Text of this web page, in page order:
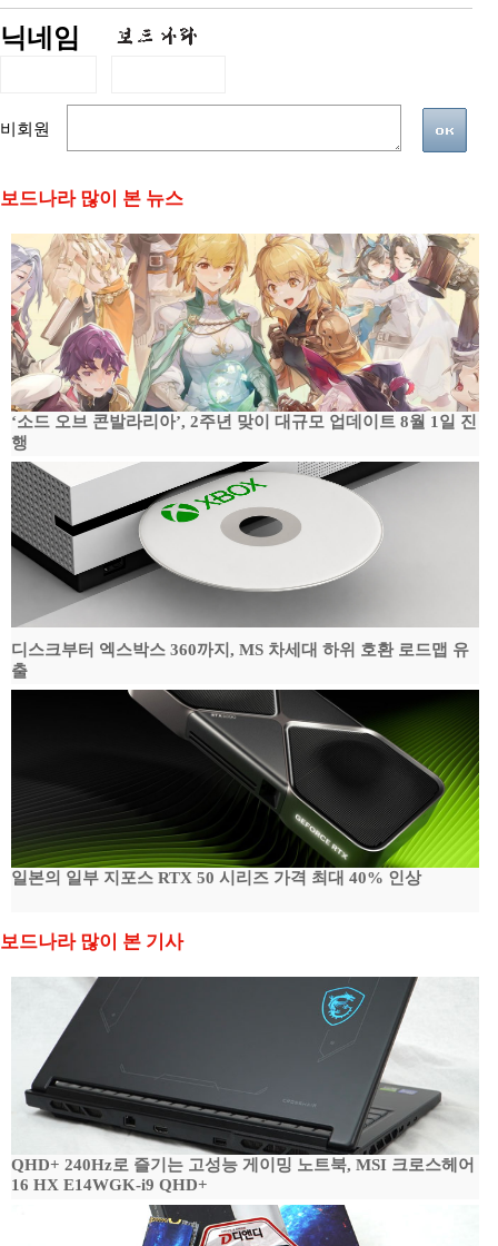
닉네임
비회원
보드나라 많이 본 뉴스
‘소드 오브 콘발라리아’, 2주년 맞이 대규모 업데이트 8월 1일 진
행
디스크부터 엑스박스 360까지, MS 차세대 하위 호환 로드맵 유
출
일본의 일부 지포스 RTX 50 시리즈 가격 최대 40% 인상
보드나라 많이 본 기사
QHD+ 240Hz로 즐기는 고성능 게이밍 노트북, MSI 크로스헤어
16 HX E14WGK-i9 QHD+